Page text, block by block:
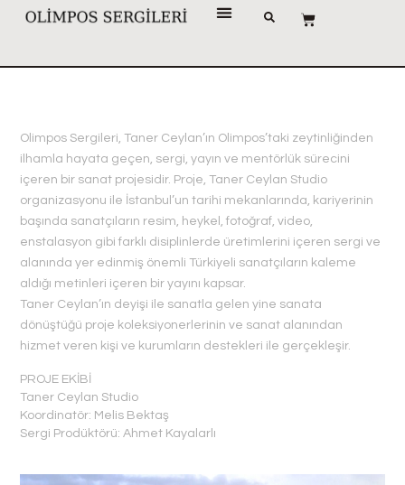
Olimpos Sergileri, Taner Ceylan’ın Olimpos’taki zeytinliğinden
ilhamla hayata geçen, sergi, yayın ve mentörlük sürecini
içeren bir sanat projesidir. Proje, Taner Ceylan Studio
organizasyonu ile İstanbul’un tarihi mekanlarında, kariyerinin
başında sanatçıların resim, heykel, fotoğraf, video,
enstalasyon gibi farklı disiplinlerde üretimlerini içeren sergi ve
alanında yer edinmiş önemli Türkiyeli sanatçıların kaleme
aldığı metinleri içeren bir yayını kapsar.
Taner Ceylan’ın deyişi ile sanatla gelen yine sanata
dönüştüğü proje koleksiyonerlerinin ve sanat alanından
hizmet veren kişi ve kurumların destekleri ile gerçekleşir.
PROJE EKİBİ
Taner Ceylan Studio
Koordinatör: Melis Bektaş
Sergi Prodüktörü: Ahmet Kayalarlı